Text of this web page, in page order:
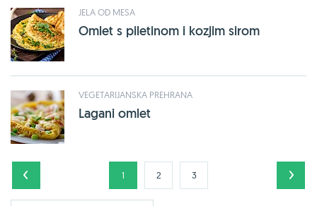
JELA OD MESA
Omlet s piletinom i kozjim sirom
VEGETARIJANSKA PREHRANA
Lagani omlet
1 2 3